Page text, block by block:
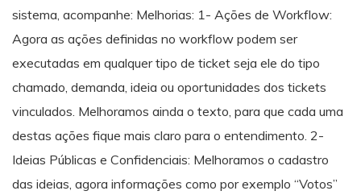
sistema, acompanhe: Melhorias: 1- Ações de Workflow:
Agora as ações definidas no workflow podem ser
executadas em qualquer tipo de ticket seja ele do tipo
chamado, demanda, ideia ou oportunidades dos tickets
vinculados. Melhoramos ainda o texto, para que cada uma
destas ações fique mais claro para o entendimento. 2-
Ideias Públicas e Confidenciais: Melhoramos o cadastro
das ideias, agora informações como por exemplo “Votos”